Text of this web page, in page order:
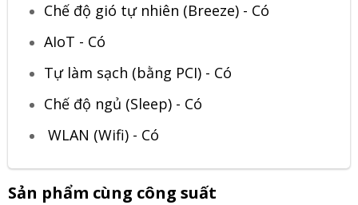
Chế độ gió tự nhiên (Breeze) - Có
AIoT - Có
Tự làm sạch (bằng PCI) - Có
Chế độ ngủ (Sleep) - Có
WLAN (Wifi) - Có
Sản phẩm cùng công suất